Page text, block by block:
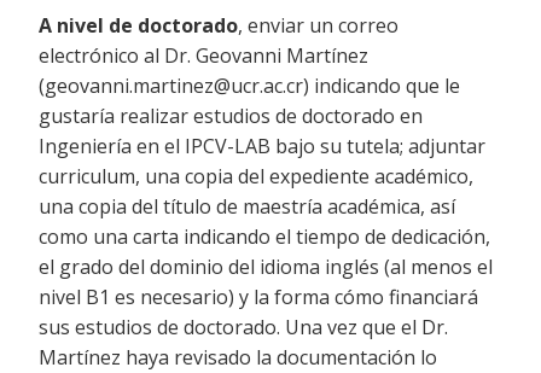
A nivel de doctorado, enviar un correo
electrónico al Dr. Geovanni Martínez
(geovanni.martinez@ucr.ac.cr) indicando que le
gustaría realizar estudios de doctorado en
Ingeniería en el IPCV-LAB bajo su tutela; adjuntar
curriculum, una copia del expediente académico,
una copia del título de maestría académica, así
como una carta indicando el tiempo de dedicación,
el grado del dominio del idioma inglés (al menos el
nivel B1 es necesario) y la forma cómo financiará
sus estudios de doctorado. Una vez que el Dr.
Martínez haya revisado la documentación lo